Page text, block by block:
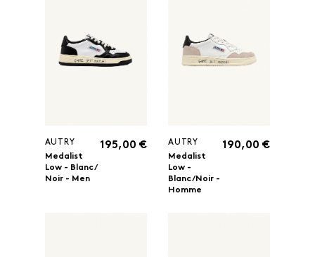
AUTRY
Medalist
Low - Blanc/
Noir - Men
195,00 €
AUTRY
Medalist
Low -
Blanc/Noir -
Homme
190,00 €